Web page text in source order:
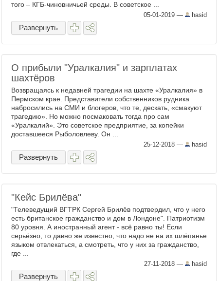
того – КГБ-чиновничьей среды. В советское ...
05-01-2019 — hasid
Развернуть
О прибыли "Уралкалия" и зарплатах
шахтёров
Возвращаясь к недавней трагедии на шахте «Уралкалия» в
Пермском крае. Представители собственников рудника
набросились на СМИ и блогеров, что те, дескать, «смакуют
трагедию». Но можно посмаковать тогда про сам
«Уралкалий». Это советское предприятие, за копейки
доставшееся Рыболовлеву. Он ...
25-12-2018 — hasid
Развернуть
"Кейс Брилёва"
"Телеведущий ВГТРК Сергей Брилёв подтвердил, что у него
есть британское гражданство и дом в Лондоне". Патриотизм
80 уровня. А иностранный агент - всё равно ты! Если
серьёзно, то давно же известно, что надо не на их шлёпанье
языком отвлекаться, а смотреть, что у них за гражданство,
где ...
27-11-2018 — hasid
Развернуть